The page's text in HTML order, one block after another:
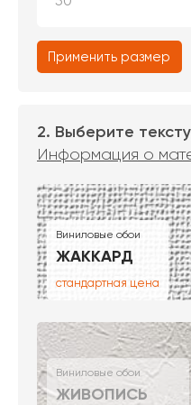
Применить размер
2. Выберите
Информация о
Виниловые обои
ЖАККАРД
стандартная цена
Виниловые обои
ЖИВОПИСЬ